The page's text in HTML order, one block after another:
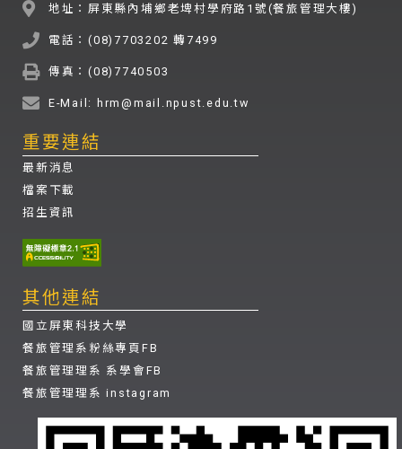
地址：屏東縣內埔鄉老埤村學府路1號(餐旅管理大樓)
電話：(08)7703202 轉7499
傳真：(08)7740503
E-Mail: hrm@mail.npust.edu.tw
重要連結
最新消息
檔案下載
招生資訊
其他連結
國立屏東科技大學
餐旅管理系粉絲專頁FB
餐旅管理理系 系學會FB
餐旅管理理系 instagram